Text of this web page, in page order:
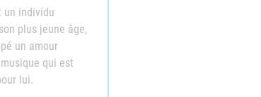
un individu
plus jeune âge,
un amour
qui est
lui.